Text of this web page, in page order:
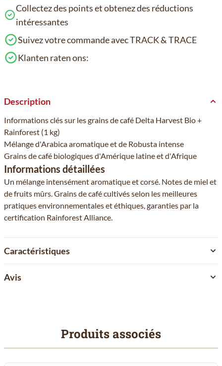
Collectez des points et obtenez des réductions
intéressantes
Suivez votre commande avec TRACK & TRACE
Klanten raten ons:
Description
Informations clés sur les grains de café Delta Harvest Bio +
Rainforest (1 kg)
Mélange d'Arabica aromatique et de Robusta intense
Grains de café biologiques d'Amérique latine et d'Afrique
Informations détaillées
Un mélange intensément aromatique et corsé. Notes de miel et
de fruits mûrs. Grains de café cultivés selon les meilleures
pratiques environnementales et éthiques, garanties par la
certification Rainforest Alliance.
Caractéristiques
Avis
Produits associés